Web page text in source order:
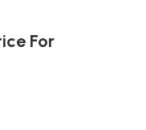
For